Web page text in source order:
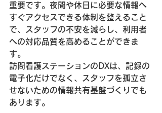
重要です。夜間や休日に必要な情報へ
すぐアクセスできる体制を整えること
で、スタッフの不安を減らし、利用者
への対応品質を高めることができま
す。
訪問看護ステーションのDXは、記録の
電子化だけでなく、スタッフを孤立さ
せないための情報共有基盤づくりでも
あります。